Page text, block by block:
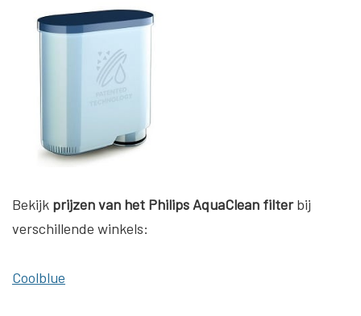
Bekijk prijzen van het Philips AquaClean filterbij
verschillende winkels:
Coolblue